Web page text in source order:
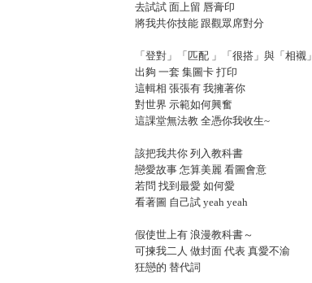
去試試 面上留 唇膏印
將我共你技能 跟觀眾席對分
「登對」「匹配 」「很搭」與「相襯」
出夠 一套 集圖卡 打印
這輯相 張張有 我擁著你
對世界 示範如何興奮
這課堂無法教 全憑你我收生~
該把我共你 列入教科書
戀愛故事 怎算美麗 看圖會意
若問 找到最愛 如何愛
看著圖 自己試 yeah yeah
假使世上有 浪漫教科書～
可揀我二人 做封面 代表 真愛不渝
狂戀的 替代詞